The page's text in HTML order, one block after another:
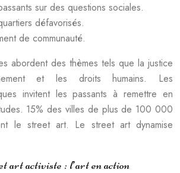
sur des questions sociales.
défavorisés.
de communauté.
abordent des thèmes tels que la justice
et les droits humains. Les
invitent les passants à remettre en
15% des villes de plus de 100 000
le street art. Le street art dynamise
art activiste : l’art en action